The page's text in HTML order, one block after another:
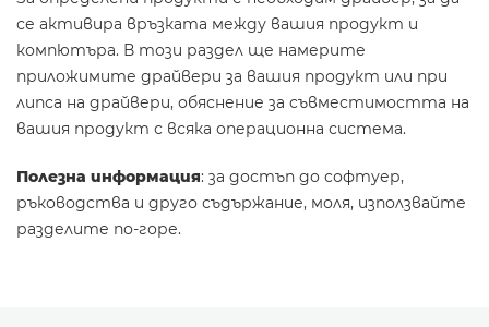
се активира връзката между вашия продукт и
компютъра. В този раздел ще намерите
приложимите драйвери за вашия продукт или при
липса на драйвери, обяснение за съвместимостта на
вашия продукт с всяка операционна система.
Полезна информация: за достъп до софтуер,
ръководства и друго съдържание, моля, използвайте
разделите по-горе.